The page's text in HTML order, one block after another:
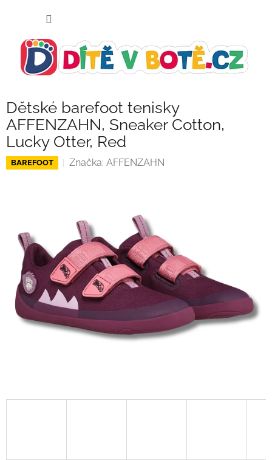
Dětské barefoot tenisky
AFFENZAHN, Sneaker Cotton,
Lucky Otter, Red
BAREFOOT Značka: AFFENZAHN